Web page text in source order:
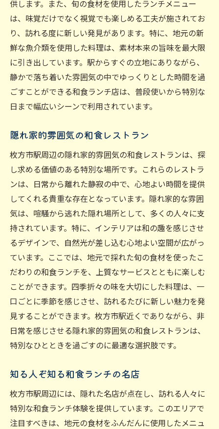
供します。また、旬の食材を使用したランチメニュー
は、味覚だけでなく視覚でも楽しめる工夫が施されてお
り、訪れる度に新しい発見があります。特に、地元の新
鮮な魚介類を使用した料理は、素材本来の旨味を最大限
に引き出しています。駅からすぐの立地にありながら、
静かで落ち着いた雰囲気の中でゆっくりとした時間を過
ごすことができる和食ランチ店は、普段使いから特別な
日まで幅広いシーンで利用されています。
隠れ家的雰囲気の和食レストラン
枚方市駅周辺の隠れ家的雰囲気の和食レストランは、探
し求める価値のある特別な場所です。これらのレストラ
ンは、日常から離れた静寂の中で、心地よい時間を提供
してくれる貴重な存在となっています。隠れ家的な雰囲
気は、喧騒から逃れた隠れ場所として、多くの人々に支
持されています。特に、インテリアは和の趣を感じさせ
るデザインで、自然光が差し込む心地よい空間が広がっ
ています。ここでは、地元で採れた旬の食材を使ったこ
だわりの和食ランチを、上質なサービスとともに楽しむ
ことができます。四季折々の味を大切にした料理は、一
口ごとに季節を感じさせ、訪れるたびに新しい魅力を発
見することができます。枚方市駅近くでありながら、非
日常を感じさせる隠れ家的雰囲気の和食レストランは、
特別なひとときを過ごすのに最適な選択肢です。
知る人ぞ知る和食ランチの名店
枚方市駅周辺には、隠れた名店が点在し、訪れる人々に
特別な和食ランチ体験を提供しています。このエリアで
注目すべきは、地元の食材をふんだんに使用したメニュ